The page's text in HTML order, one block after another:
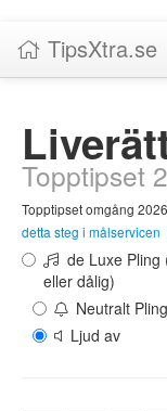
TipsXtra.se
Tabeller
Livescore!
Tipsförslag
Statistik
Liverättning
Topptipset
Topptipset omgång
detta steg i målservicen
de Luxe Pling
eller dålig)
Neutralt
Ljud av